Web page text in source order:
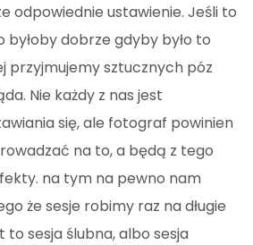
odpowiednie ustawienie. Jeśli to
dobrze gdyby było to
przyjmujemy sztucznych póz
Nie każdy z nas jest
się, ale fotograf powinien
na to, a będą z tego
na tym na pewno nam
że sesje robimy raz na długie
to sesja ślubna, albo sesja